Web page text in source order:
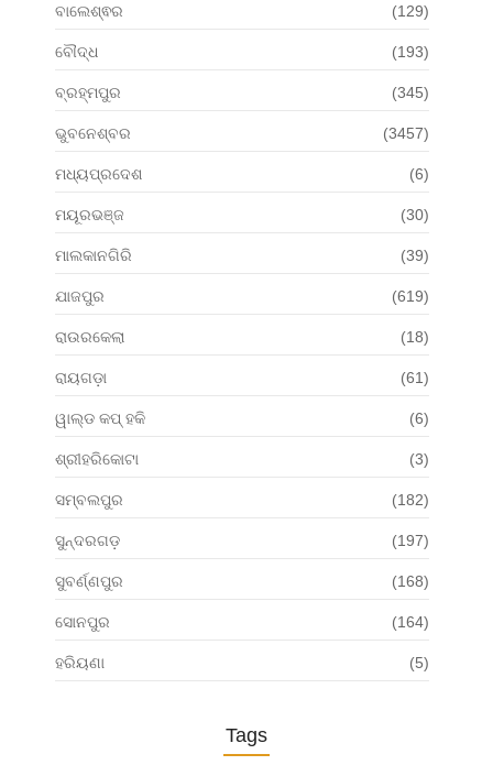
ବାଲେଶ୍ଵର (129)
ବୌଦ୍ଧ (193)
ବ୍ରହ୍ମପୁର (345)
ଭୁବନେଶ୍ବର (3457)
ମଧ୍ୟପ୍ରଦେଶ (6)
ମୟୂରଭଞ୍ଜ (30)
ମାଲକାନଗିରି (39)
ଯାଜପୁର (619)
ରାଉରକେଲା (18)
ରାୟଗଡ଼ା (61)
ୱାଲ୍ଡ କପ୍ ହକି (6)
ଶ୍ରୀହରିକୋଟା (3)
ସମ୍ବଲପୁର (182)
ସୁନ୍ଦରଗଡ଼ (197)
ସୁବର୍ଣ୍ଣପୁର (168)
ସୋନପୁର (164)
ହରିୟଣା (5)
Tags